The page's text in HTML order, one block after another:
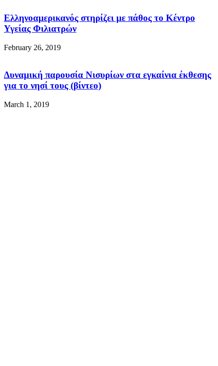
Ελληνοαμερικανός στηρίζει με πάθος το Κέντρο
Υγείας Φιλιατρών
February 26, 2019
Δυναμική παρουσία Νισυρίων στα εγκαίνια έκθεσης
για το νησί τους (βίντεο)
March 1, 2019